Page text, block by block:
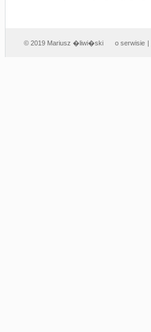
© 2019 Mariusz �liwi�ski o serwisie |